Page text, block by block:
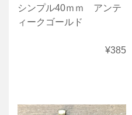
シンプル40ｍｍ アンテ
ィークゴールド
¥385